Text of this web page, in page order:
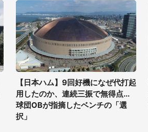
【日本ハム】9回好機になぜ代打起
用したのか、連続三振で無得点...
球団OBが指摘したベンチの「選
択」